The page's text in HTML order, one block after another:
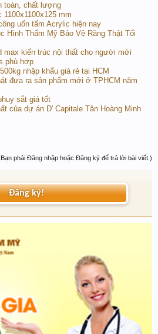
toàn, chất lượng
mm
uốn tấm Acrylic hiện nay
Hình Thẩm Mỹ Bảo Vệ Răng Thật Tối
max kiến trúc nội thất cho người mới
phù hợp
nhập khẩu giá rẻ tại HCM
đưa ra sản phẩm mới ở TPHCM năm
sắt giá tốt
của dự án D' Capitale Tân Hoàng Minh
phải Đăng nhập hoặc Đăng ký để trả lời bài viết.)
Đăng ký!